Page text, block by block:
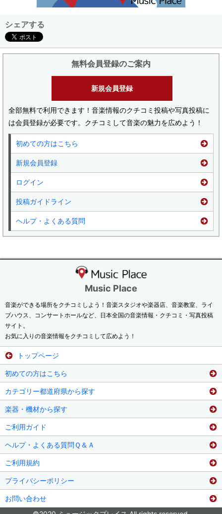
シェアする
無料会員登録のご案内
新規会員登録
全部無料で利用できます！音楽情報のクチコミ投稿や写真投稿に
は会員登録が必要です。クチコミして音楽の魅力を広めよう！
初めての方はこちら
新規会員登録
ログイン
投稿ガイドライン
ヘルプ・よくある質問
Music Place
音楽ができる場所をクチコミしよう！音楽スタジオや楽器店、音楽教室、ライ
ブハウス、コンサートホールなど、日本全国の音楽情報・クチコミ・写真投稿
サイト。
お気に入りの音楽情報をクチコミして広めよう！
トップページ
初めての方はこちら
カテゴリー都道府県から探す
楽器・機材から探す
ご利用ガイド
ヘルプ・よくある質問Ｑ＆Ａ
ご利用規約
プライバシーポリシー
お問い合わせ